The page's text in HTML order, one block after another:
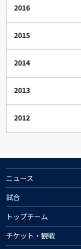
2016
2015
2014
2013
2012
ニュース
試合
トップチーム
チケット・観戦